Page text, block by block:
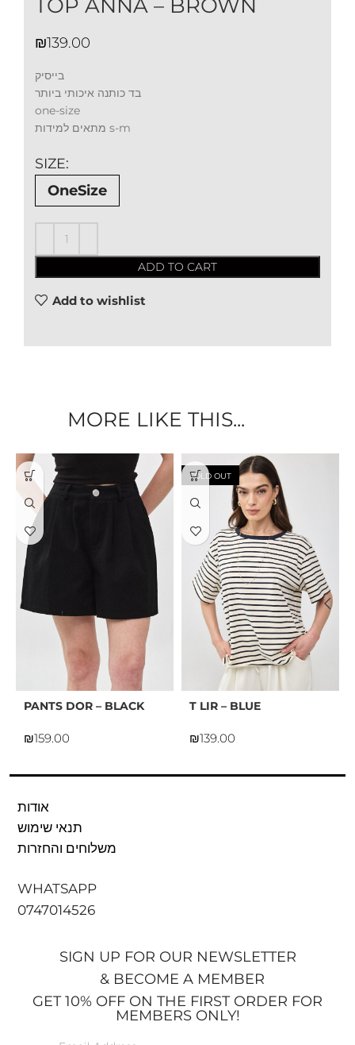
TOP ANNA – BROWN
₪
בייסיק
בד כותנה איכותי ביותר
one-size
מתאים למידות s-m
SIZE
OneSize
ADD TO CART
Add to wishlist
MORE LIKE THIS...
PANTS DOR – BLACK
₪
SOLD OUT
T LIR – BLUE
₪
אודות
תנאי שימוש
משלוחים והחזרות
WHATSAPP
0747014526
SIGN UP FOR OUR NEWSLETTER
& BECOME A MEMBER
GET 10% OFF ON THE FIRST ORDER FOR
MEMBERS ONLY!